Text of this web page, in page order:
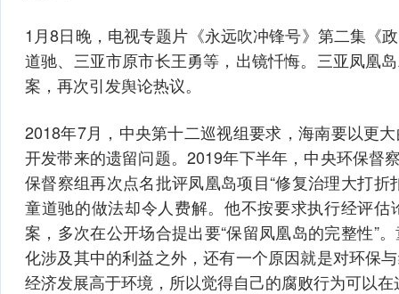
1月8日晚，电视专题片《永远吹冲锋号》第二集《
道驰、三亚市原市长王勇等，出镜忏悔。三亚凤凰
案，再次引发舆论热议。
2018年7月，中央第十二巡视组要求，海南要以更
开发带来的遗留问题。2019年下半年，中央环保督
保督察组再次点名批评凤凰岛项目“修复治理大打
童道驰的做法却令人费解。他不按要求执行经评
案，多次在公开场合提出要“保留凤凰岛的完整性”
化涉及其中的利益之外，还有一个原因就是对环保
经济发展高于环境，所以觉得自己的腐败行为可以